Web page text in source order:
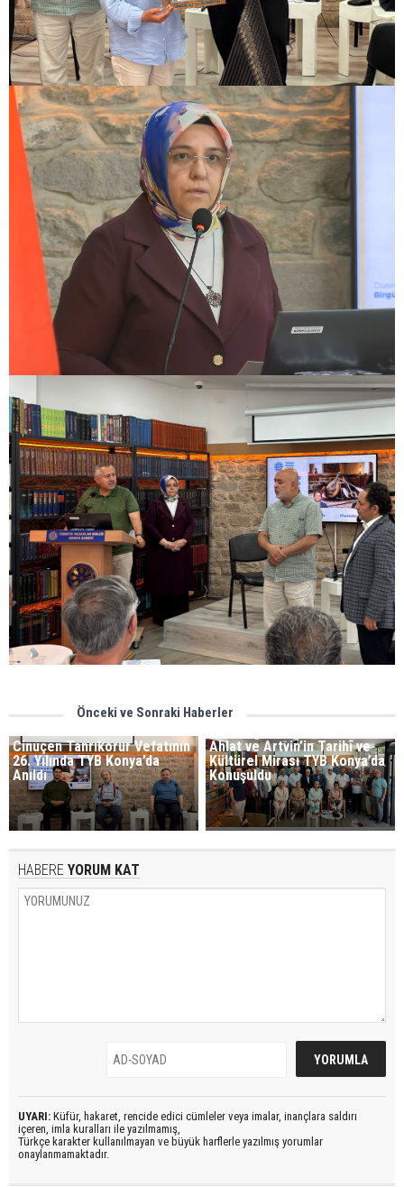
Önceki ve Sonraki Haberler
Cinuçen Tanrıkorur Vefatının
26. Yılında TYB Konya’da
Anıldı
Ahlat ve Artvin’in Tarihî ve
Kültürel Mirası TYB Konya’da
Konuşuldu
HABERE YORUM KAT
UYARI: Küfür, hakaret, rencide edici cümleler veya imalar, inançlara saldırı
içeren, imla kuralları ile yazılmamış,
Türkçe karakter kullanılmayan ve büyük harflerle yazılmış yorumlar
onaylanmamaktadır.